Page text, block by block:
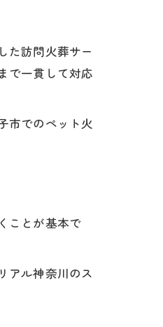
た訪問火葬サー
で一貫して対応
市でのペット火
ことが基本で
アル神奈川のス